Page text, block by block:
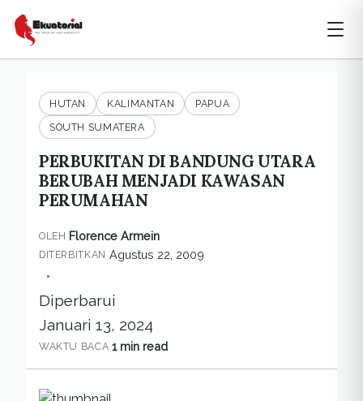
HUTAN KALIMANTAN
PAPUA
SOUTH SUMATERA
PERBUKITAN DI BANDUNG UTARA
BERUBAH MENJADI KAWASAN
PERUMAHAN
OLEH Florence Armein
DITERBITKAN Agustus 22, 2009
•
Diperbarui
Januari 13, 2024
WAKTU BACA 1 min read